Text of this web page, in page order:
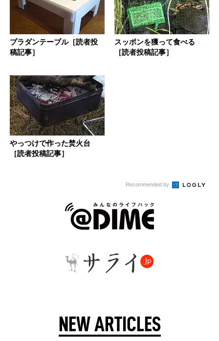
プラダンテーブル［読者投
稿記事］
スッポンを獲って食べる
［読者投稿記事］
やっつけで作った焚火台
［読者投稿記事］
Recommended by
NEW ARTICLES